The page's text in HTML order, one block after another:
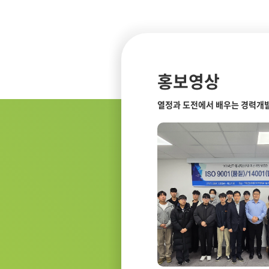
홍보영상
열정과 도전에서 배우는 경력개